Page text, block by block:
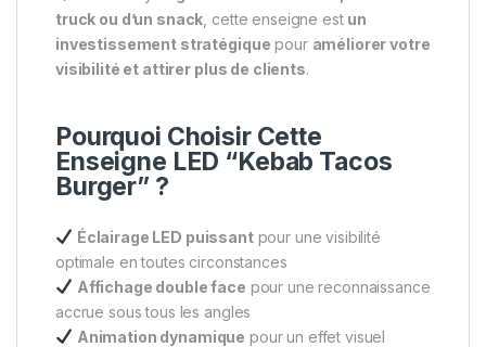
truck ou d’un snack , cette enseigne est un
investissement stratégique pour améliorer votre
visibilité et attirer plus de clients.
Pourquoi Choisir Cette
Enseigne LED “Kebab Tacos
Burger” ?
Éclairage LED puissantpour une visibilité
optimale en toutes circonstances
Affichage double face pour une reconnaissance
accrue sous tous les angles
Animation dynamique pour un effet visuel